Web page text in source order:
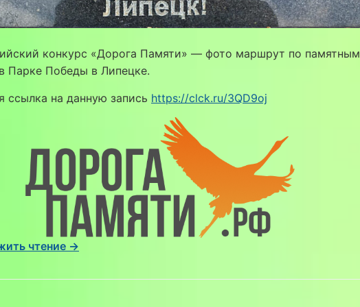
«1945
год»
до
геоглифа
хвойных
конкурс «Дорога Памяти» — фото маршрут по памятным
Парке Победы в Липецке.
ссылка на данную запись https://clck.ru/3QD9oj
чтение →